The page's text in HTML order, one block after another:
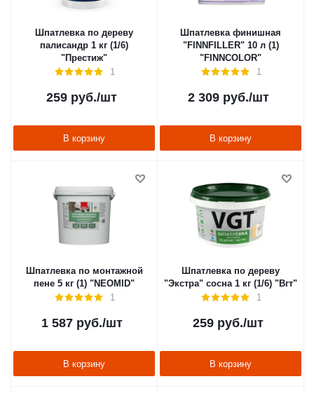
Шпатлевка по дереву
палисандр 1 кг (1/6)
"Престиж"
1
259 руб./шт
В корзину
Шпатлевка финишная
"FINNFILLER" 10 л (1)
"FINNCOLOR"
1
2 309руб./шт
В корзину
Шпатлевка по монтажной
пене 5 кг (1) "NEOMID"
1
1 587руб./шт
В корзину
Шпатлевка по дереву
"Экстра" сосна 1 кг (1/6) "Вгт"
1
259 руб./шт
В корзину